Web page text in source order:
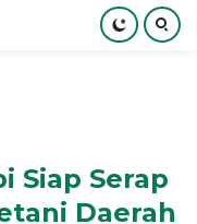
Siap Serap
Daerah